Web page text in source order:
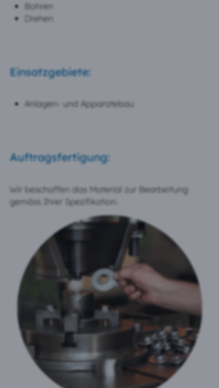
Bohren
Drehen
Einsatzgebiete:
Anlagen- und Apparatebau
Auftragsfertigung:
Wir beschaffen das Material zur Bearbeitung
gemäss Ihrer Spezifikation.